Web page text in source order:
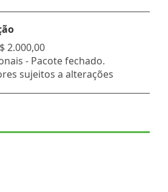
2.000,00
- Pacote fechado.
sujeitos a alterações